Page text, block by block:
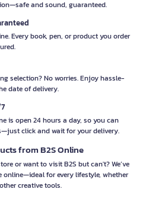
and sound, guaranteed.
Every book, pen, or product you order
selection? No worries. Enjoy hassle-
date of delivery.
is open 24 hours a day, so you can
click and wait for your delivery.
from B2S Online
or want to visit B2S but can't? We’ve
online—ideal for every lifestyle, whether
creative tools.